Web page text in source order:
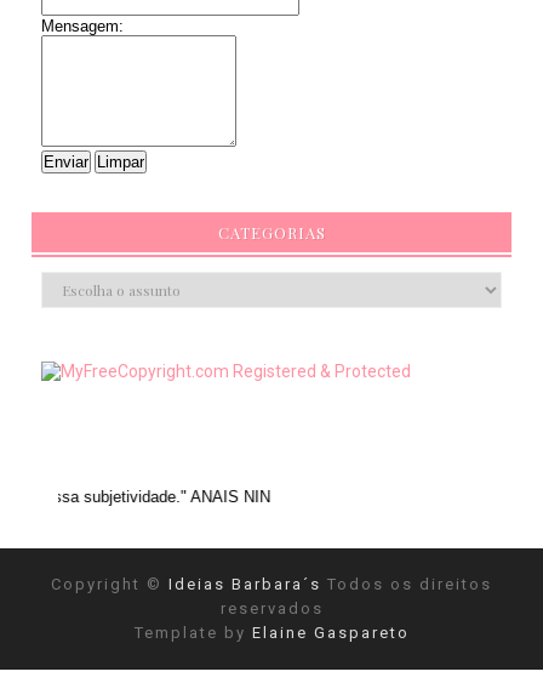
Mensagem:
CATEGORIAS
ANAIS NIN
Copyright © Ideias Barbara´s Todos os direitos
reservados
Template by Elaine Gaspareto